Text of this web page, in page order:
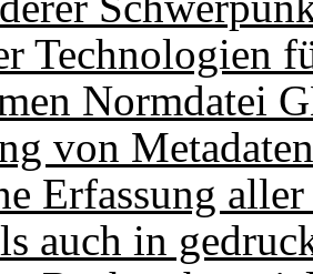
Technologien
Normdatei
von
Erfassung
auch in